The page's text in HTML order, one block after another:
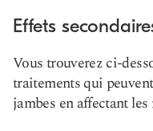
Effets
Vous trouverez ci-
traitements qui
jambes en affectant